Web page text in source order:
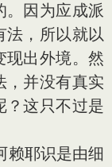
。因为应成派
法，所以就以
现出外境。然
，并没有真实
？这只不过是
耶识是由细